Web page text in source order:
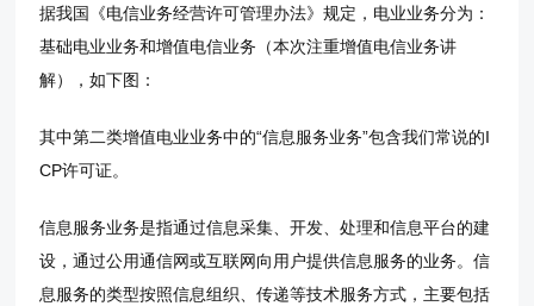
据我国《电信业务经营许可管理办法》规定，电业业务分为：
基础电业业务和增值电信业务（本次注重增值电信业务讲
解），如下图：
其中第二类增值电业业务中的“信息服务业务”包含我们常说的I
CP许可证。
信息服务业务是指通过信息采集、开发、处理和信息平台的建
设，通过公用通信网或互联网向用户提供信息服务的业务。信
息服务的类型按照信息组织、传递等技术服务方式，主要包括